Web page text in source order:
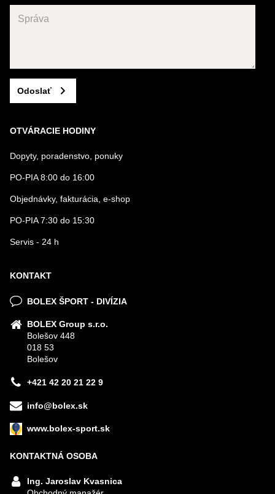
Odoslať
OTVÁRACIE HODINY
Dopyty, poradenstvo, ponuky
PO-PIA 8:00 do 16:00
Objednávky, fakturácia, e-shop
PO-PIA 7:30 do 15:30
Servis - 24 h
KONTAKT
BOLEX ŠPORT - DIVÍZIA
BOLEX Group s.r.o.
Bolešov 448
018 53
Bolešov
+421 42 20 21 22 9
info@bolex.sk
www.bolex-sport.sk
KONTAKTNÁ OSOBA
Ing. Jaroslav Kvasnica